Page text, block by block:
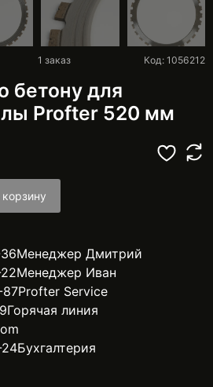
бетону для
Profter 520 мм
Код: 1056212
1 заказ
корзину
Менеджер Дмитрий
Менеджер Иван
Profter Service
Горячая линия
Бухгалтерия